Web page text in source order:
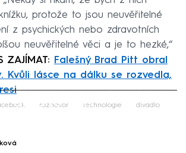
protože to jsou neuvěřitelné
z psychických nebo zdravotních
neuvěřitelné věci a je to hezké,“
ZAJÍMAT: Falešný Brad Pitt obral
Kvůli lásce na dálku se rozvedla,
Failed to fetch
rozhovor technologie divadlo